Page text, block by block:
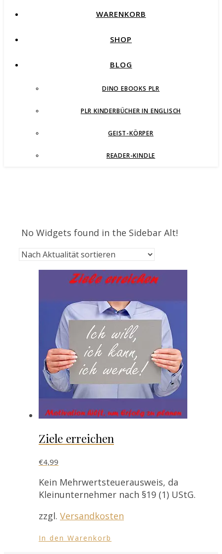
WARENKORB
SHOP
BLOG
DINO EBOOKS PLR
PLR KINDERBÜCHER IN ENGLISCH
GEIST-KÖRPER
READER-KINDLE
No Widgets found in the Sidebar Alt!
Ziele erreichen
€4,99
Kein Mehrwertsteuerausweis, da
Kleinunternehmer nach §19 (1) UStG.
zzgl. Versandkosten
In den Warenkorb